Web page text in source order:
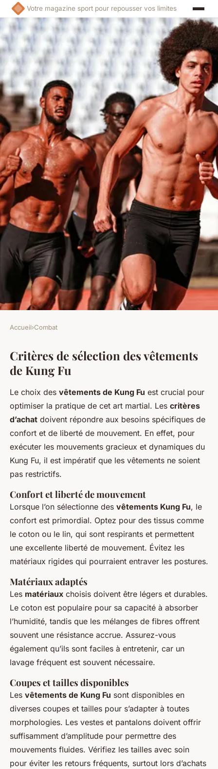
Votre magazine sport pour repousser vos limites
Se vêtir pour le Kung Fu :
Guide d'achat
Augustin•23 avril 2025•4 min de lecture
Accueil›Combat
Critères de sélection des vêtements
de Kung Fu
Le choix des vêtements de Kung Fu est crucial pour
optimiser la pratique de cet art martial. Les critères
d’achat doivent répondre aux besoins spécifiques de
confort et de liberté de mouvement. En effet, pour
exécuter les mouvements gracieux et dynamiques du
Kung Fu, il est impératif que les vêtements ne soient
pas restrictifs.
Confort et liberté de mouvement
Lorsque l’on sélectionne des vêtements Kung Fu, le
confort est primordial. Optez pour des tissus comme
le coton ou le lin, qui sont respirants et permettent
une excellente liberté de mouvement. Évitez les
matériaux rigides qui pourraient entraver les postures.
Matériaux adaptés
Les matériaux choisis doivent être légers et durables.
Le coton est populaire pour sa capacité à absorber
l’humidité, tandis que les mélanges de fibres offrent
souvent une résistance accrue. Assurez-vous
également qu’ils sont faciles à entretenir, car un
lavage fréquent est souvent nécessaire.
Coupes et tailles disponibles
Les vêtements de Kung Fu sont disponibles en
diverses coupes et tailles pour s’adapter à toutes
morphologies. Les vestes et pantalons doivent offrir
suffisamment d’amplitude pour permettre des
mouvements fluides. Vérifiez les tailles avec soin
pour éviter les retours fréquents, surtout lors d’achats